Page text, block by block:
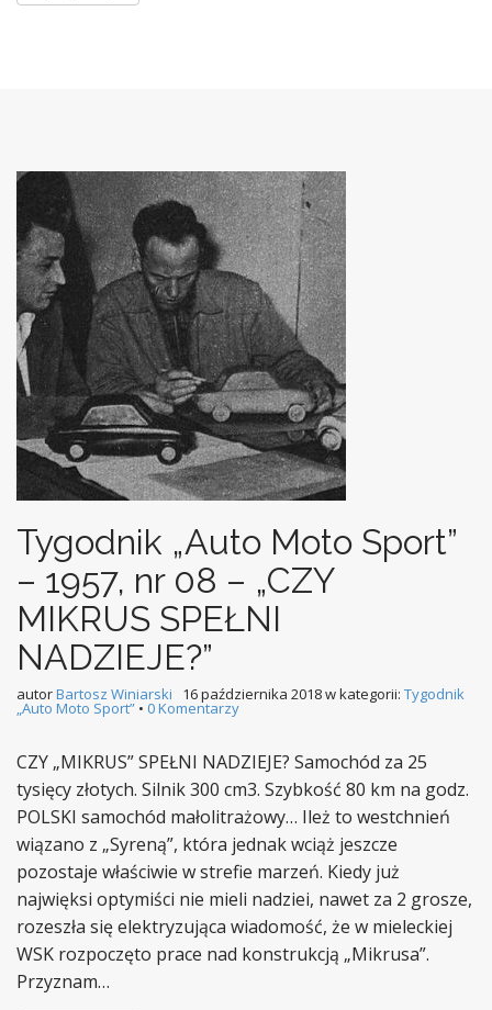
Tygodnik „Auto Moto Sport”
– 1957, nr 08 – „CZY
MIKRUS SPEŁNI
NADZIEJE?”
autorBartosz Winiarski 16 października 2018w kategorii: Tygodnik
„Auto Moto Sport” • 0 Komentarzy
CZY „MIKRUS” SPEŁNI NADZIEJE? Samochód za 25
tysięcy złotych. Silnik 300 cm3. Szybkość 80 km na godz.
POLSKI samochód małolitrażowy… Ileż to westchnień
wiązano z „Syreną”, która jednak wciąż jeszcze
pozostaje właściwie w strefie marzeń. Kiedy już
najwięksi optymiści nie mieli nadziei, nawet za 2 grosze,
rozeszła się elektryzująca wiadomość, że w mieleckiej
WSK rozpoczęto prace nad konstrukcją „Mikrusa”.
Przyznam…